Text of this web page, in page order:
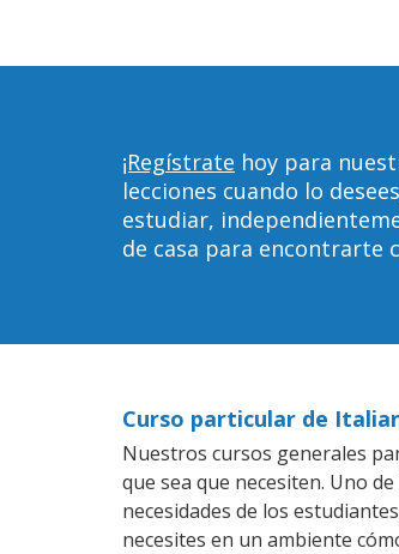
¡Regístrate hoy para
lecciones cuando lo
estudiar,
de casa para encontrarte
Curso particular de
Nuestros cursos generales
que sea que necesiten. Uno
necesidades de los
necesites en un ambiente